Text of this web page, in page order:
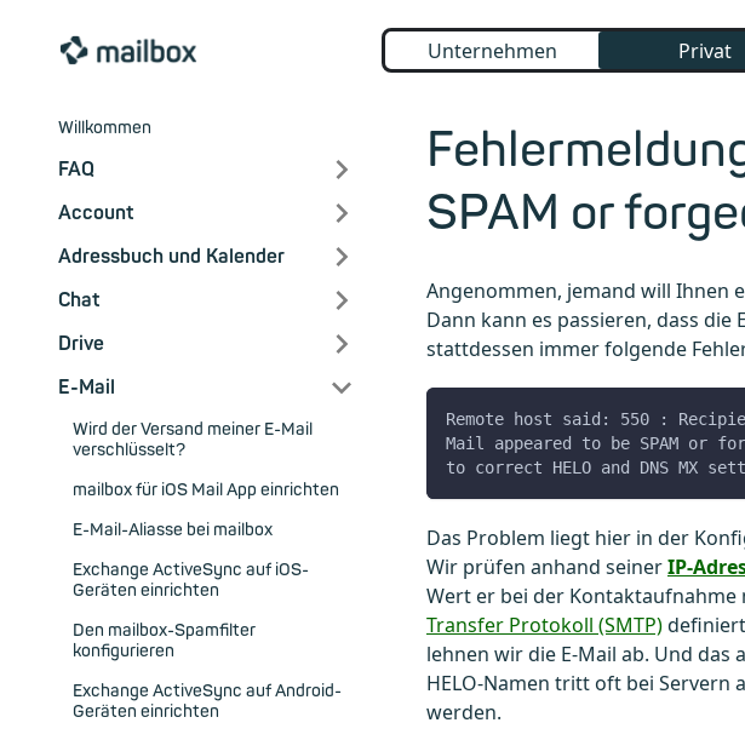
Unternehmen Privat
Willkommen
FAQ
Account
Adressbuch und Kalender
Chat
Drive
E-Mail
Wird der Versand meiner E-Mail
verschlüsselt?
mailbox für iOS Mail App einrichten
E-Mail-Aliasse bei mailbox
Exchange ActiveSync auf iOS-
Geräten einrichten
Den mailbox-Spamfilter
konfigurieren
Exchange ActiveSync auf Android-
Geräten einrichten
SPAM or
Angenommen, jemand will Ihnen
Dann kann es passieren, dass
stattdessen immer folgende
Remote host said: 550 :
Mail appeared to be SPAM or
to correct HELO and DNS MX
Das Problem liegt hier in der
Wir prüfen anhand seinerIP-
Wert er bei der Kontaktaufnahme
Transfer Protokoll (SMTP)
lehnen wir die E-Mail ab. Und das
HELO-Namen tritt oft bei Servern
werden.